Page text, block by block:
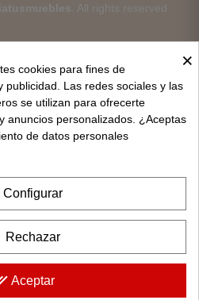
. All rights reserved
legal
protección de datos
de cookies
×
cookies para fines de
publicidad. Las redes sociales y las
se utilizan para ofrecerte
anuncios personalizados. ¿Aceptas
de datos personales
Configurar
Rechazar
Aceptar